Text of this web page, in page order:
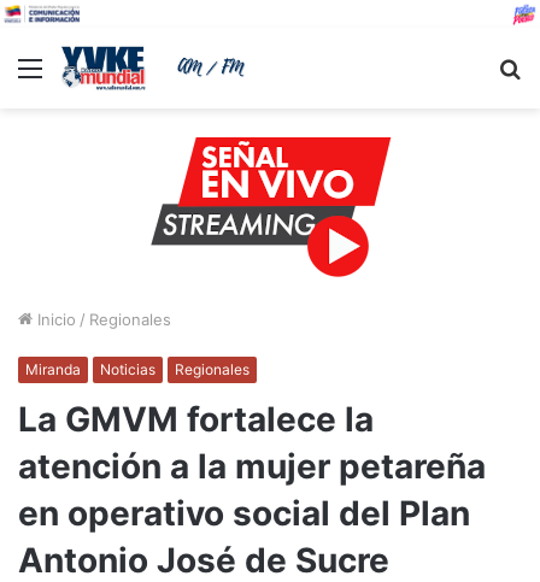
Menu
Inicio / Regionales
Miranda Noticias Regionales
La GMVM fortalece la
atención a la mujer petareña
en operativo social del Plan
Antonio José de Sucre